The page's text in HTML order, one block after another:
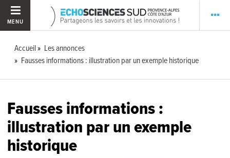
MENU
Accueil
Les annonces
Fausses informations : illustration par un exemple historique
Fausses informations :
illustration par un exemple
historique